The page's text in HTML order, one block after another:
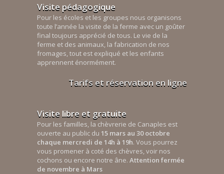
Visite pédagogique
Pour les écoles et les groupes nous organisons
toute l’année la visite de la ferme avec un goûter
final toujours apprécié de tous. Le vie de la
ferme et des animaux, la fabrication de nos
fromages, tout est expliqué et les enfants
apprennent énormément.
Tarifs et réservation en ligne
Visite libre et gratuite
Pour les familles, la chèvrerie de Canaples est
ouverte au public du 15 mars au 30 octobre
chaque mercredi de 14h à 19h. Vous pourrez
vous promener à coté des chèvres, voir nos
cochons ou encore notre âne. Attention fermée
de novembre à Mars